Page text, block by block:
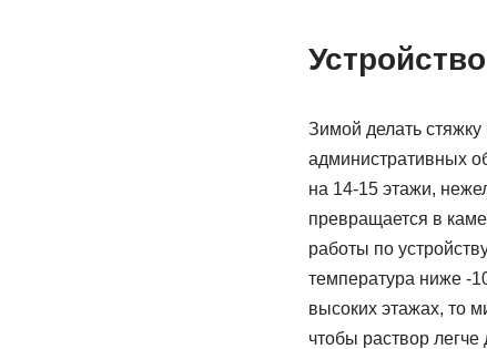
Зимой делать
административных
на 14-15 этажи,
превращается в
работы по
температура ниже -
высоких этажах, то
чтобы раствор